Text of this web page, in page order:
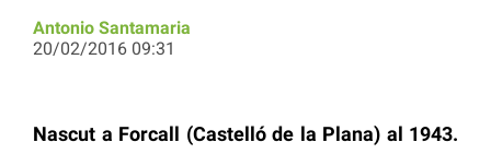
Antonio Santamaria
20/02/2016 09:31
Nascut a Forcall (Castelló de la Plana) al 1943.